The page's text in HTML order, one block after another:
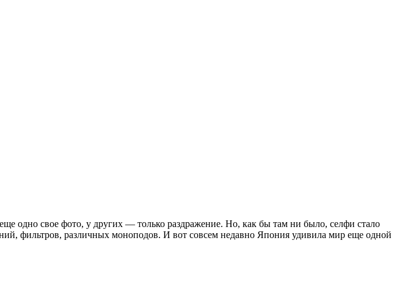
одно свое фото, у других — только раздражение. Но, как бы там ни было, селфи стало
фильтров, различных моноподов. И вот совсем недавно Япония удивила мир еще одной